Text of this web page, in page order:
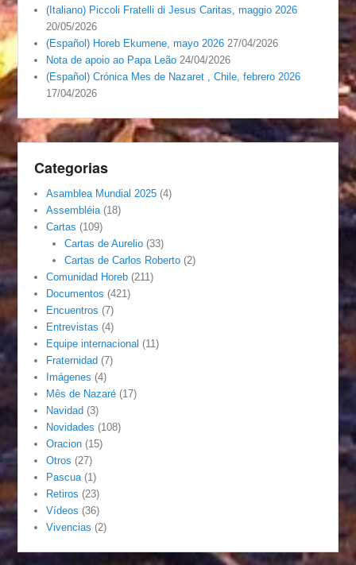
(Italiano) Piccoli Fratelli di Jesus Caritas, maggio 2026
20/05/2026
(Español) Horeb Ekumene, mayo 2026 27/04/2026
Nota de apoio ao Papa Leão 24/04/2026
(Español) Crónica Mes de Nazaret , Chile, febrero 2026
17/04/2026
Categorias
Asamblea Mundial 2025 (4)
Assembléia (18)
Cartas (109)
Cartas de Aurelio(33)
Cartas de Carlos Roberto(2)
Comunidad Horeb (211)
Documentos (421)
Encuentros (7)
Entrevistas (4)
Equipe internacional (11)
Fraternidad (7)
Imágenes (4)
Mês de Nazaré (17)
Navidad (3)
Novidades (108)
Oracion (15)
Otros (27)
Pascua (1)
Retiros (23)
Vídeos (36)
Vivencias (2)